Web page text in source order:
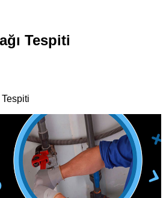
Tespiti
Tespiti